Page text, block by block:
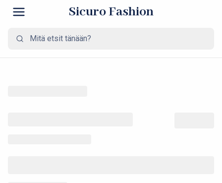
Sicuro Fashion